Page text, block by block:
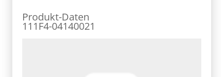
Produkt-Daten
111F4-04140021